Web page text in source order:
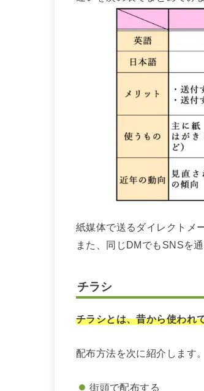
紙媒体で送るダイレクトメ
また、同じDMでもSNSを
チラシ
チラシとは、昔から使われ
配布方法を次に紹介します。
街頭で配布する